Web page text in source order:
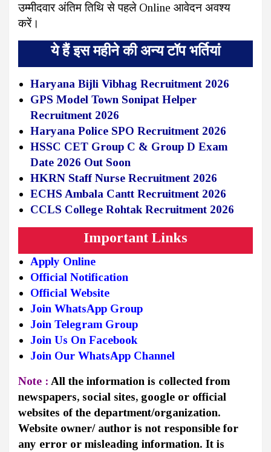
उम्मीदवार अंतिम तिथि से पहले Online आवेदन अवश्य
करें।
ये हैं इस महीने की अन्य टॉप भर्तियां
Haryana Bijli Vibhag Recruitment 2026
GPS Model Town Sonipat Helper
Recruitment 2026
Haryana Police SPO Recruitment 2026
HSSC CET Group C & Group D Exam
Date 2026 Out Soon
HKRN Staff Nurse Recruitment 2026
ECHS Ambala Cantt Recruitment 2026
CCLS College Rohtak Recruitment 2026
Important Links
Apply Online
Official Notification
Official Website
Join WhatsApp Group
Join Telegram Group
Join Us On Facebook
Join Our WhatsApp Channel
Note : All the information is collected from
newspapers, social sites, google or official
websites of the department/organization.
Website owner/ author is not responsible for
any error or misleading information. It is